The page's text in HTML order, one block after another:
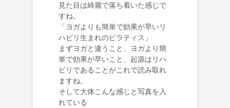
見た目は綺麗で落ち着いた感じで
すね。
「ヨガよりも簡単で効果が早いリ
ハビリ生まれのピラティス」
まずヨガと違うこと、ヨガより簡
単で効果が早いこと、起源はリハ
ビリであることがこれで読み取れ
ますね。
そして大体こんな感じと写真を入
れている